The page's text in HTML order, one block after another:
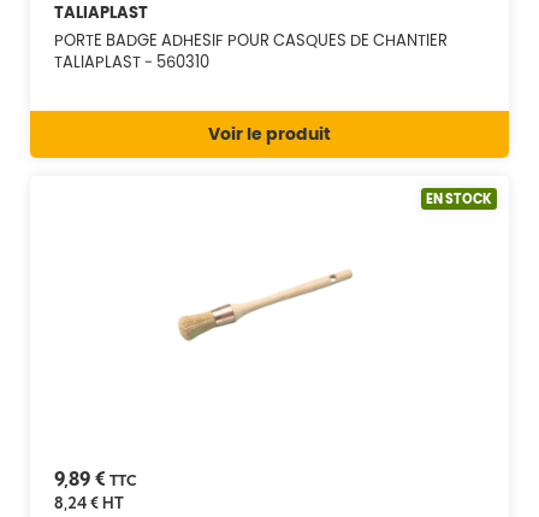
TALIAPLAST
PORTE BADGE ADHESIF POUR CASQUES DE CHANTIER
TALIAPLAST - 560310
Voir le produit
EN STOCK
9,89 € TTC
8,24 €HT